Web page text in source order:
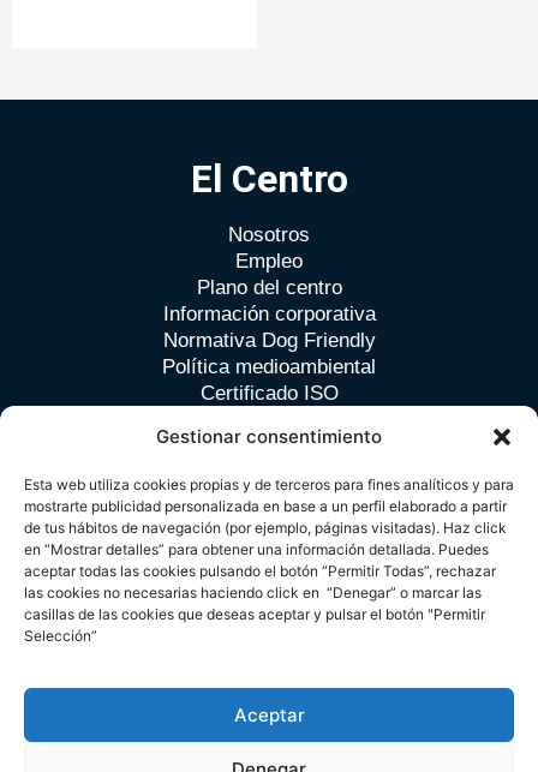
Gestionar consentimiento
Esta web utiliza cookies propias y de terceros para fines analíticos y para
mostrarte publicidad personalizada en base a un perfil elaborado a partir
de tus hábitos de navegación (por ejemplo, páginas visitadas). Haz click
en “Mostrar detalles” para obtener una información detallada. Puedes
aceptar todas las cookies pulsando el botón “Permitir Todas”, rechazar
las cookies no necesarias haciendo click en “Denegar” o marcar las
casillas de las cookies que deseas aceptar y pulsar el botón "Permitir
Selección”
Aceptar
El Centro
Nosotros
Empleo
Plano del centro
Información corporativa
Normativa Dog Friendly
Política medioambiental
Certificado ISO
Contacto
Avda. de Europa nº 26 B · Pozuelo de Alarcón · Madrid
Tlf. (+34) 91 709 33 98
spain.zielo@cbre.com
reservados.